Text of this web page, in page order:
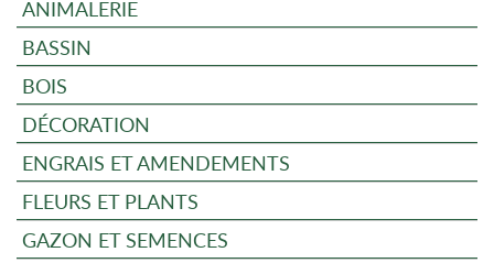
ANIMALERIE
BASSIN
BOIS
DÉCORATION
ENGRAIS ET AMENDEMENTS
FLEURS ET PLANTS
GAZON ET SEMENCES